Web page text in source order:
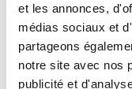
et les annonces,
médias sociaux et
partageons
notre site avec nos
publicité et